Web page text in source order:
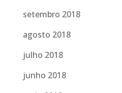
setembro 2018
agosto 2018
julho 2018
junho 2018